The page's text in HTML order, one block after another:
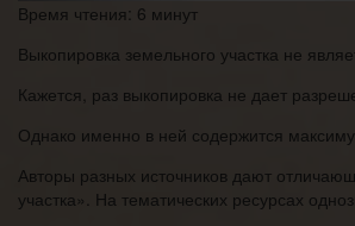
Время чтения: 6 минут
Выкопировка земельного участка не
Кажется, раз выкопировка не дает
Однако именно в ней содержится
Авторы разных источников дают
участка». На тематических ресурсах